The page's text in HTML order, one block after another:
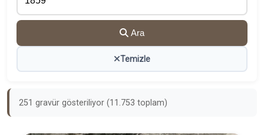
Ara
Temizle
251 gravür gösteriliyor (11.753 toplam)